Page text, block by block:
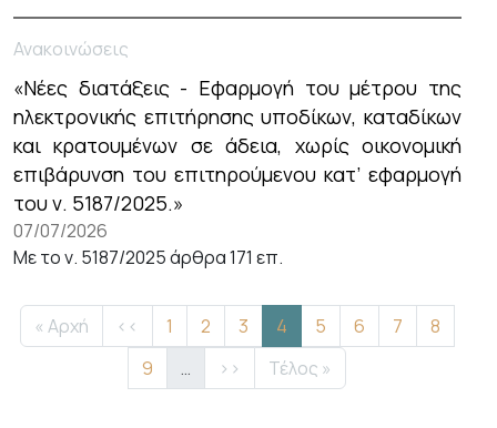
Ανακοινώσεις
«Νέες διατάξεις - Εφαρμογή του μέτρου της
ηλεκτρονικής επιτήρησης υποδίκων, καταδίκων
και κρατουμένων σε άδεια, χωρίς οικονομική
επιβάρυνση του επιτηρούμενου κατ’ εφαρμογή
του ν. 5187/2025.»
07/07/2026
Με το ν. 5187/2025 άρθρα 171 επ.
Σελιδοποίηση
First page
« Αρχή Προηγούμενη σελίδα
‹‹ Σελίδα
1 Σελίδα
2 Σελίδα
3 Τρέχουσα σελίδα
4 Σελίδα
5 Σελίδα
6 Σελίδα
7 Σελίδα
8
Σελίδα
9 … Next page
›› Last page
Τέλος »